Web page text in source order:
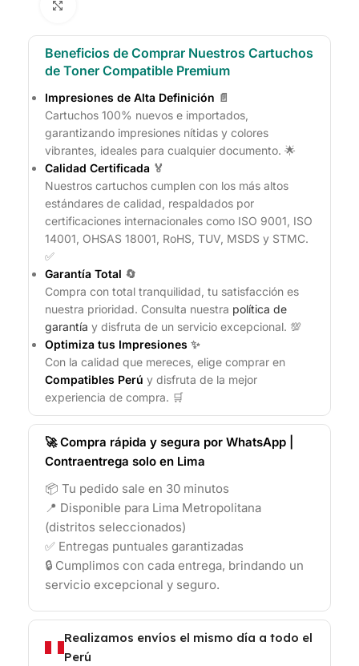
Beneficios de Comprar Nuestros Cartuchos
de Toner Compatible Premium
Impresiones de Alta Definición 📄
Cartuchos 100% nuevos e importados,
garantizando impresiones nítidas y colores
vibrantes, ideales para cualquier documento. 🌟
Calidad Certificada 🏅
Nuestros cartuchos cumplen con los más altos
estándares de calidad, respaldados por
certificaciones internacionales como ISO 9001, ISO
14001, OHSAS 18001, RoHS, TUV, MSDS y STMC.
✅
Garantía Total 🔄
Compra con total tranquilidad, tu satisfacción es
nuestra prioridad. Consulta nuestra política de
garantía y disfruta de un servicio excepcional. 💯
Optimiza tus Impresiones ✨
Con la calidad que mereces, elige comprar en
Compatibles Perú y disfruta de la mejor
experiencia de compra. 🛒
🚀 Compra rápida y segura por WhatsApp |
Contraentrega solo en Lima
📦 Tu pedido sale en 30 minutos
📍 Disponible para Lima Metropolitana
(distritos seleccionados)
✅ Entregas puntuales garantizadas
🔒 Cumplimos con cada entrega, brindando un
servicio excepcional y seguro.
Realizamos envíos el mismo día a todo el
Perú